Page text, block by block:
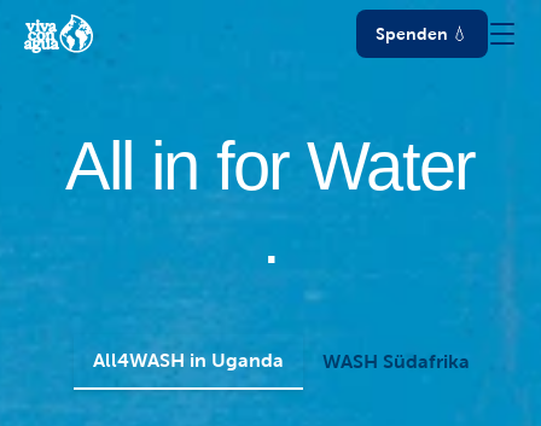
Spenden 💧
All in for Water
.
All4WASH in Uganda WASH Südafrika